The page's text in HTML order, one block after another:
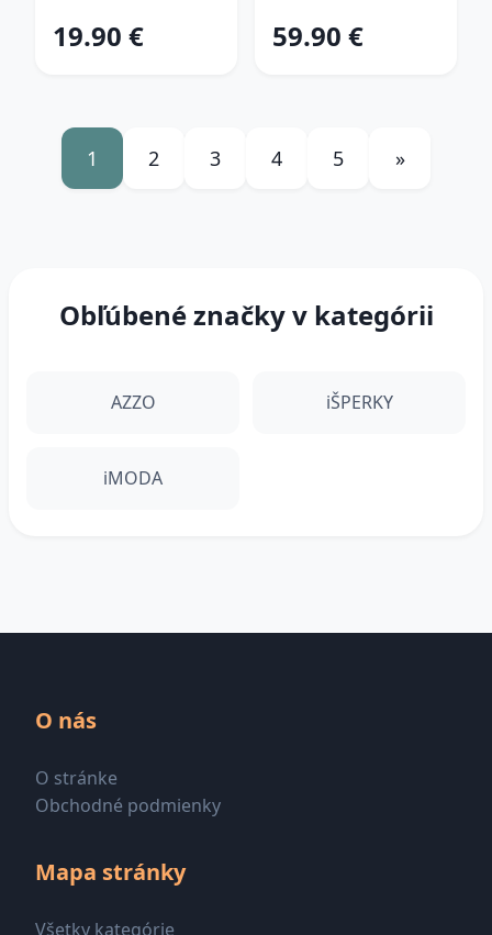
19.90 € 59.90 €
1 2 3 4 5 »
Obľúbené značky v kategórii
AZZO iŠPERKY
iMODA
O nás
O stránke
Obchodné podmienky
Mapa stránky
Všetky kategórie